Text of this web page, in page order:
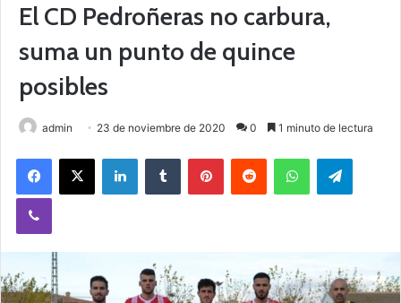
El CD Pedroñeras no carbura,
suma un punto de quince
posibles
admin 23 de noviembre de 2020 0 1 minuto de lectura